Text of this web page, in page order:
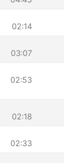
02:14
03:07
02:53
02:18
02:33